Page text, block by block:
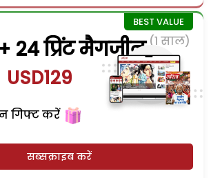
24 प्रिंट मैगजीन (1 साल)
USD129
गिफ्ट करें
सब्सक्राइब करें